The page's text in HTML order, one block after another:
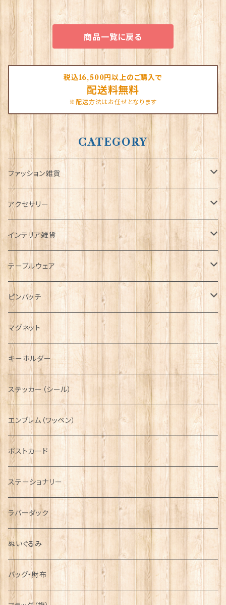
商品一覧に戻る
税込16,500円以上のご購入で
配送料無料
※配送方法はお任せとなります
CATEGORY
ファッション雑貨
タータンネクタイ
帽子
キャップ
ハンチング帽
キャスケット
ディアストーカー
ニット帽
Tシャツ
マフラー
タータン【Bronte by Moon】
タータン【Glencroft】
ボタンラップマフラー【Aran Traditions】
サッシュ
スカーフ
ファッションマスク
アクセサリー
ORTAK
ブローチ
ペンダント
チャーム
その他のアクセサリー
インテリア雑貨
インテリア置物
ラブスプーン
ラブスプーン【SION LLEWELLYN】
ラブスプーン【PAUL CURTIS】
ファブリック
テーブルウェア
ティータオル
ペーパーナプキン
ティーコジー
その他テーブルウェア
ピンバッチ
ジェネラルデザイン
乗り物
動物＆植物
国旗＆紋章
音楽＆楽器
運動＆人物
シンボル
ミリタリー
NAVY
AIRFORCE
ARMY
ピューター
マグネット
キーホルダー
ステッカー（シール）
エンブレム（ワッペン）
ポストカード
ステーショナリー
ラバーダック
ぬいぐるみ
バッグ・財布